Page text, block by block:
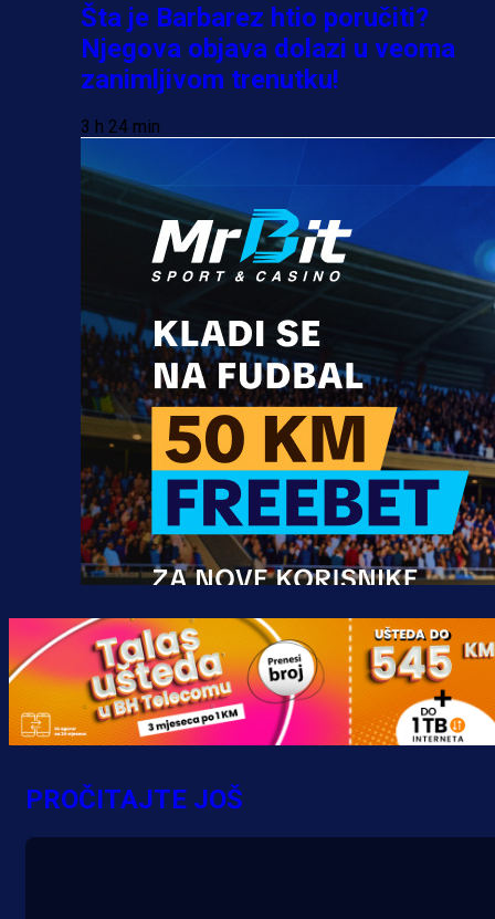
Šta je Barbarez htio poručiti?
Njegova objava dolazi u veoma
zanimljivom trenutku!
3 h 24 min
Promo vijesti
MrBit: Isprati kvalifikacije za
evropska takmičenja i preuzmi
bonus dobrodošlice!
PROČITAJTE JOŠ